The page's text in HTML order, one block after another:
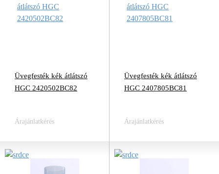
Üvegfesték kék átlátszó
HGC 2420502BC82
Árajánlatkérés
Üvegfesték kék átlátszó
HGC 2407805BC81
Árajánlatkérés